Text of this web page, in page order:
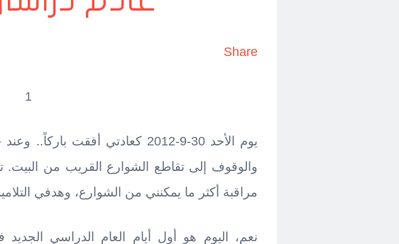
Share
1
يوم الأحد 30-9-2012 كعادتي
والوقوف إلى تقاطع الشوارع القريب من
مراقبة أكثر ما يمكنني من الشوارع، وهدفي